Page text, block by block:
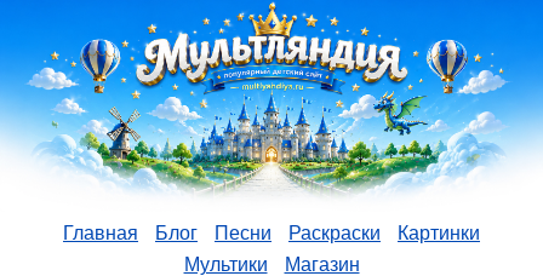
Главная Блог Песни Раскраски
Картинки
Мультики
Магазин